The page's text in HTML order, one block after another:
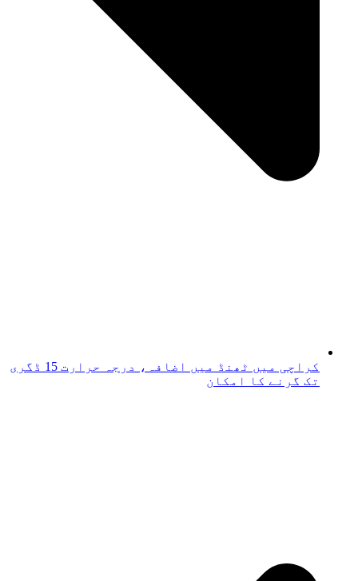
کراچی میں ٹھنڈ میں اضافہ، درجہ حرارت 15 ڈگری
تک گرنے کا امکان